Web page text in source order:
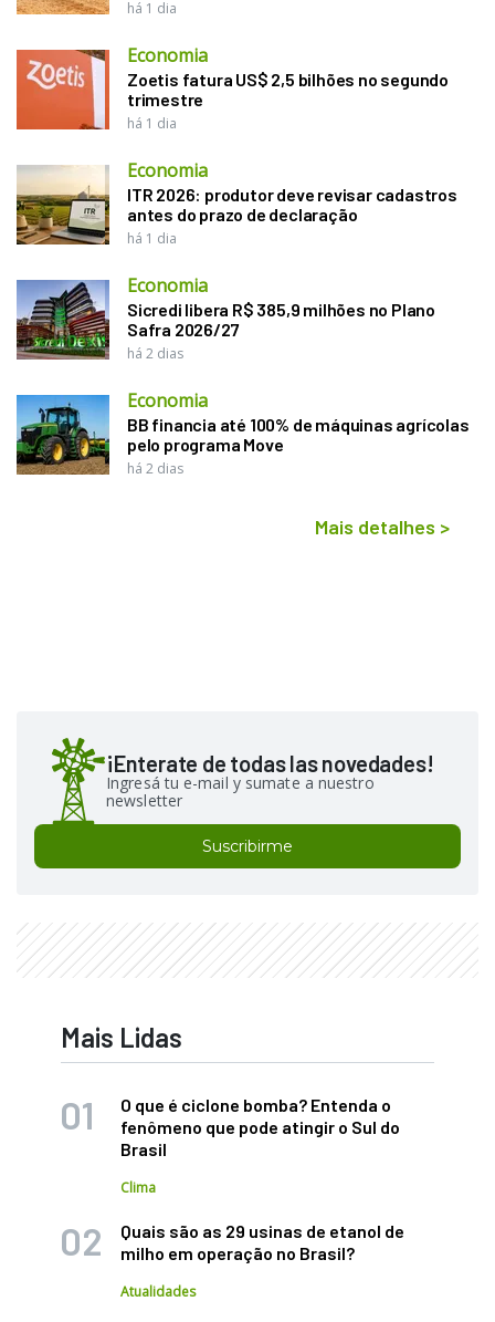
há 1 dia
Economia
Zoetis fatura US$ 2,5 bilhões no segundo
trimestre
há 1 dia
Economia
ITR 2026: produtor deve revisar cadastros
antes do prazo de declaração
há 1 dia
Economia
Sicredi libera R$ 385,9 milhões no Plano
Safra 2026/27
há 2 dias
Economia
BB financia até 100% de máquinas agrícolas
pelo programa Move
há 2 dias
Mais detalhes >
¡Enterate de todas las novedades!
Ingresá tu e-mail y sumate a nuestro
newsletter
Suscribirme
Mais Lidas
O que é ciclone bomba? Entenda o
fenômeno que pode atingir o Sul do
Brasil
Clima
Quais são as 29 usinas de etanol de
milho em operação no Brasil?
Atualidades